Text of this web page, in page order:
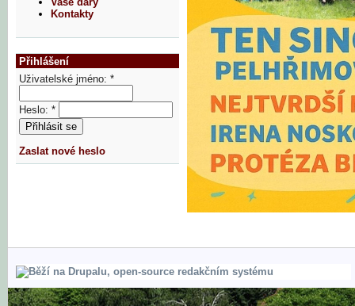
Kontakty
Přihlášení
Uživatelské jméno: *
Heslo: *
Zaslat nové heslo